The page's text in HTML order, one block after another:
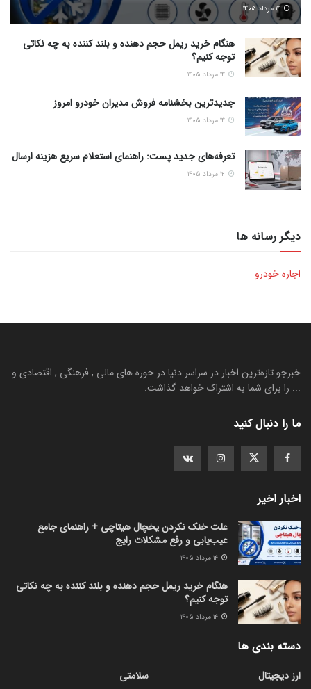
۱۴ مرداد ۱۴۰۵
هنگام خرید ریمل حجم دهنده و بلند کننده به چه نکاتی
توجه کنیم؟
جدیدترین بخشنامه فروش مدیران خودرو امروز
تعرفه‌های جدید پست: راهنمای استعلام سریع هزینه ارسال
دیگر رسانه ها
اجاره خودرو
خبرجو تازه‌ترین اخبار در سراسر دنیا در حوره های مالی , فرهنگی , اقتصادی و
... را برای شما به اشتراک خواهد گذاشت.
ما را دنبال کنید
اخبار اخیر
علت خنک نکردن یخچال هیتاچی + راهنمای جامع
عیب‌یابی و رفع مشکلات رایج
هنگام خرید ریمل حجم دهنده و بلند کننده به چه نکاتی
توجه کنیم؟
دسته بندی ها
ارز دیجیتال
سلامتی